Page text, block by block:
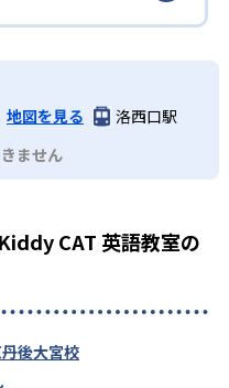
地図を見る
洛西口駅
ません
CAT 英語教室の
後大宮校